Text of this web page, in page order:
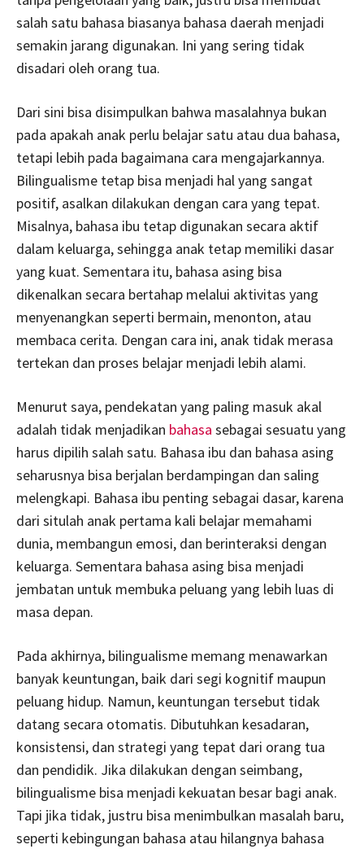
salah satu bahasa biasanya bahasa daerah menjadi
semakin jarang digunakan. Ini yang sering tidak
disadari oleh orang tua.
Dari sini bisa disimpulkan bahwa masalahnya bukan
pada apakah anak perlu belajar satu atau dua bahasa,
tetapi lebih pada bagaimana cara mengajarkannya.
Bilingualisme tetap bisa menjadi hal yang sangat
positif, asalkan dilakukan dengan cara yang tepat.
Misalnya, bahasa ibu tetap digunakan secara aktif
dalam keluarga, sehingga anak tetap memiliki dasar
yang kuat. Sementara itu, bahasa asing bisa
dikenalkan secara bertahap melalui aktivitas yang
menyenangkan seperti bermain, menonton, atau
membaca cerita. Dengan cara ini, anak tidak merasa
tertekan dan proses belajar menjadi lebih alami.
Menurut saya, pendekatan yang paling masuk akal
adalah tidak menjadikan bahasa sebagai sesuatu yang
harus dipilih salah satu. Bahasa ibu dan bahasa asing
seharusnya bisa berjalan berdampingan dan saling
melengkapi. Bahasa ibu penting sebagai dasar, karena
dari situlah anak pertama kali belajar memahami
dunia, membangun emosi, dan berinteraksi dengan
keluarga. Sementara bahasa asing bisa menjadi
jembatan untuk membuka peluang yang lebih luas di
masa depan.
Pada akhirnya, bilingualisme memang menawarkan
banyak keuntungan, baik dari segi kognitif maupun
peluang hidup. Namun, keuntungan tersebut tidak
datang secara otomatis. Dibutuhkan kesadaran,
konsistensi, dan strategi yang tepat dari orang tua
dan pendidik. Jika dilakukan dengan seimbang,
bilingualisme bisa menjadi kekuatan besar bagi anak.
Tapi jika tidak, justru bisa menimbulkan masalah baru,
seperti kebingungan bahasa atau hilangnya bahasa